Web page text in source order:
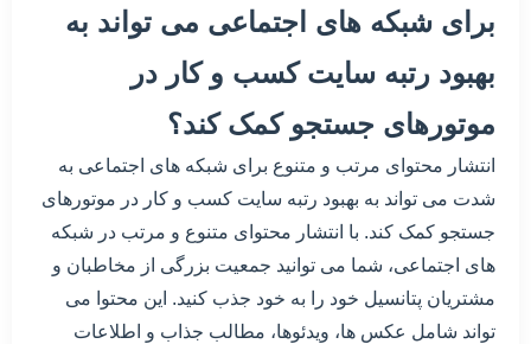
برای شبکه های اجتماعی می تواند به
بهبود رتبه سایت کسب و کار در
موتورهای جستجو کمک کند؟
انتشار محتوای مرتب و متنوع برای شبکه های اجتماعی به
شدت می تواند به بهبود رتبه سایت کسب و کار در موتورهای
جستجو کمک کند. با انتشار محتوای متنوع و مرتب در شبکه
های اجتماعی، شما می توانید جمعیت بزرگی از مخاطبان و
مشتریان پتانسیل خود را به خود جذب کنید. این محتوا می
تواند شامل عکس ها، ویدئوها، مطالب جذاب و اطلاعات